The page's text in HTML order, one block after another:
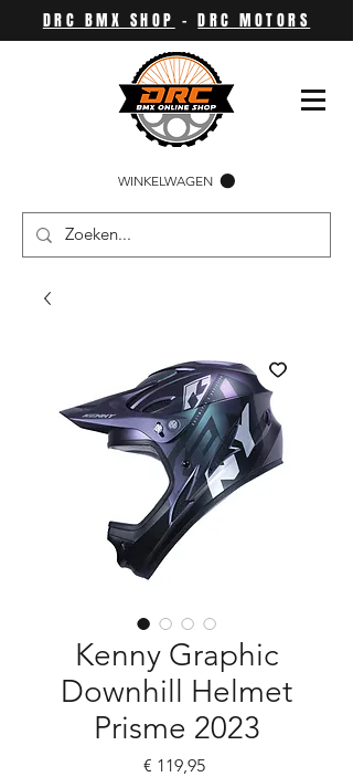
DRC BMX SHOP -DRC MOTORS
WINKELWAGEN
Kenny Graphic
Downhill Helmet
Prisme 2023
€ 119,95Prijs